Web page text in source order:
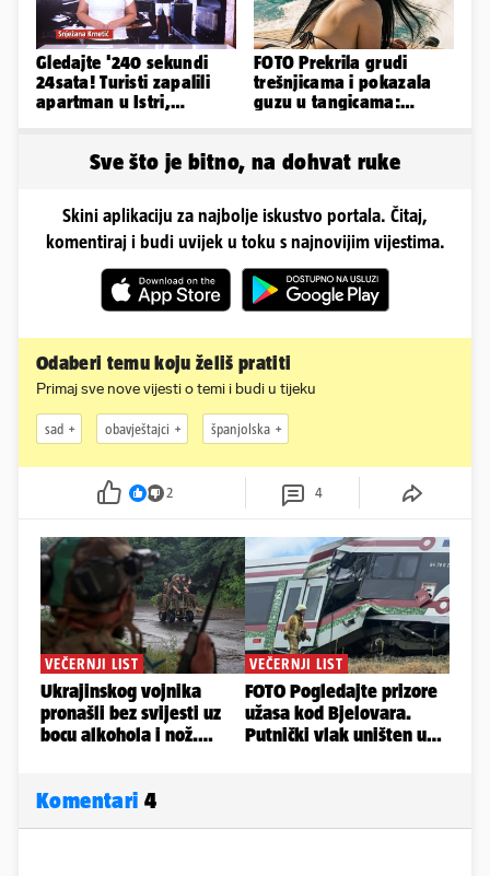
Gledajte '240 sekundi
24sata! Turisti zapalili
apartman u Istri,
FOTO Prekrila grudi
trešnjicama i pokazala
guzu u tangicama:
Sve što je bitno, na dohvat ruke
Skini aplikaciju za najbolje iskustvo portala. Čitaj,
komentiraj i budi uvijek u toku s najnovijim vijestima.
Odaberi temu koju želiš pratiti
Primaj sve nove vijesti o temi i budi u tijeku
sad obavještajci španjolska
2 4
Komentari 4